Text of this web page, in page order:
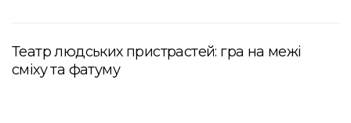
Театр людських пристрастей: гра на межі
сміху та фатуму